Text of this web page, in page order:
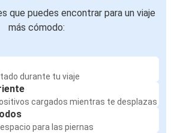
que puedes encontrar para un viaje
más cómodo:
durante tu viaje
cargados mientras te desplazas
para las piernas